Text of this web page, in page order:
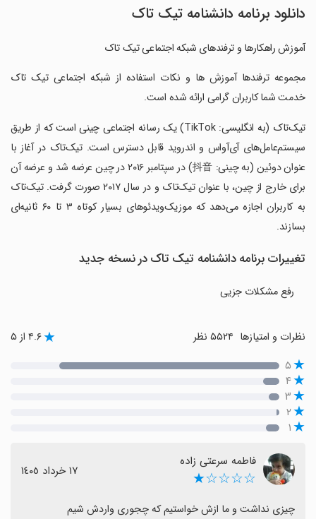
دانلود برنامه دانشنامه تیک تاک
آموزش راهکارها و ترفندهای شبکه اجتماعی تیک تاک
‏مجموعه ترفندها آموزش ها و نکات استفاده از شبکه اجتماعی تیک تاک
خدمت شما کاربران گرامی ارائه شده است.
‏تیک‌تاک (به انگلیسی: TikTok) یک رسانه اجتماعی چینی است که از طریق
سیستم‌عامل‌های آی‌آواس و اندروید قابل دسترس است. تیک‌تاک در آغاز با
عنوان دوئین (به چینی: 抖音) در سپتامبر ۲۰۱۶ در چین عرضه شد و عرضه آن
برای خارج از چین، با عنوان تیک‌تاک و در سال ۲۰۱۷ صورت گرفت. تیک‌تاک
به کاربران اجازه می‌دهد که موزیک‌ویدئوهای بسیار کوتاه ۳ تا ۶۰ ثانیه‌ای
بسازند.
تغییرات برنامه دانشنامه تیک تاک در نسخه جدید
رفع مشکلات جزیی
نظرات و امتیازها ۴.۶ از ۵
۵
۴
۳
۲
۱
فاطمه سرعتی زاده
☆☆☆☆★ ١٧ خرداد ١٤٠٥
چیزی نداشت و ما ازش خواستیم که چجوری واردش شیم